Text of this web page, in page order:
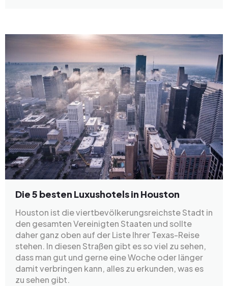
Die 5 besten Luxushotels in Houston
Houston ist die viertbevölkerungsreichste Stadt in
den gesamten Vereinigten Staaten und sollte
daher ganz oben auf der Liste Ihrer Texas-Reise
stehen. In diesen Straßen gibt es so viel zu sehen,
dass man gut und gerne eine Woche oder länger
damit verbringen kann, alles zu erkunden, was es
zu sehen gibt.